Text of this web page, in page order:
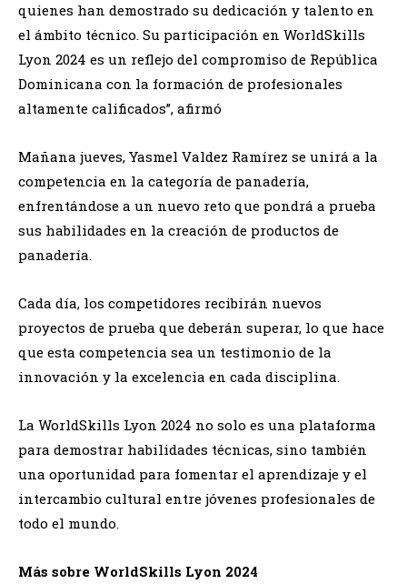
quienes han demostrado su dedicación y talento en
el ámbito técnico. Su participación en WorldSkills
Lyon 2024 es un reflejo del compromiso de República
Dominicana con la formación de profesionales
altamente calificados”, afirmó
Mañana jueves, Yasmel Valdez Ramírez se unirá a la
competencia en la categoría de panadería,
enfrentándose a un nuevo reto que pondrá a prueba
sus habilidades en la creación de productos de
panadería.
Cada día, los competidores recibirán nuevos
proyectos de prueba que deberán superar, lo que hace
que esta competencia sea un testimonio de la
innovación y la excelencia en cada disciplina.
La WorldSkills Lyon 2024 no solo es una plataforma
para demostrar habilidades técnicas, sino también
una oportunidad para fomentar el aprendizaje y el
intercambio cultural entre jóvenes profesionales de
todo el mundo.
Más sobre WorldSkills Lyon 2024